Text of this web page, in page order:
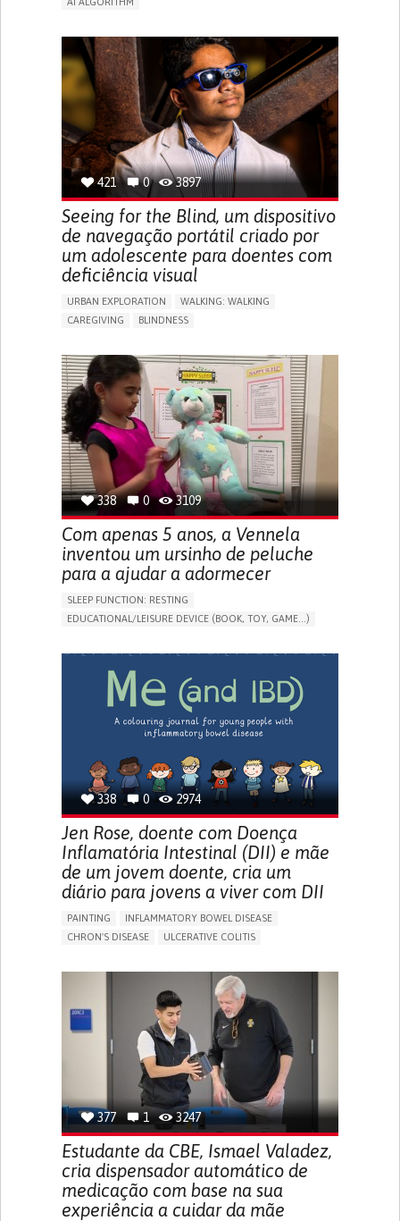
ENHANCING HEALTH LITERACY
MANAGE MEDICATION
RAISE AWARENESS
CAREGIVING SUPPORT
ENDOCRINOLOGY
MONTENEGRO
421 0 3897
Seeing for the Blind, um dispositivo
de navegação portátil criado por
um adolescente para doentes com
deficiência visual
URBAN EXPLORATION
WALKING: WALKING
CAREGIVING
BLINDNESS
ASSISTIVE DAILY LIFE DEVICE (TO HELP ADL)
FREQUENT FALLS
REGAINING SENSORY FUNCTION
PROMOTING SELF-MANAGEMENT
PREVENTING (VACCINATION, PROTECTION, FALLS,
RESEARCH/MAPPING)
CAREGIVING SUPPORT
OPHTHALMOLOGY
UNITED STATES
338 0 3109
Com apenas 5 anos, a Vennela
inventou um ursinho de peluche
para a ajudar a adormecer
SLEEP FUNCTION: RESTING
EDUCATIONAL/LEISURE DEVICE (BOOK, TOY, GAME...)
PEDIATRICS
PEDIATRIC INNOVATIONS UNITED STATES
338 0 2974
Jen Rose, doente com Doença
Inflamatória Intestinal (DII) e mãe
de um jovem doente, cria um
diário para jovens a viver com DII
PAINTING
INFLAMMATORY BOWEL DISEASE
CHRON'S DISEASE
ULCERATIVE COLITIS
CHRONIC PAIN
FATIGUE FEVER
ABDOMINAL PAIN
NAUSEAS
VOMITING (REGURGITATION)
WEIGHT LOSS
ENHANCING HEALTH LITERACY
RAISE AWARENESS
GASTROENTEROLOGY
UNITED KINGDOM
377 1 3247
Estudante da CBE, Ismael Valadez,
cria dispensador automático de
medicação com base na sua
experiência a cuidar da mãe